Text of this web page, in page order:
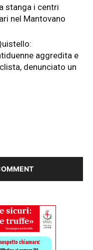
stanga i centri
nel Mantovano
aggredita e
denunciato un